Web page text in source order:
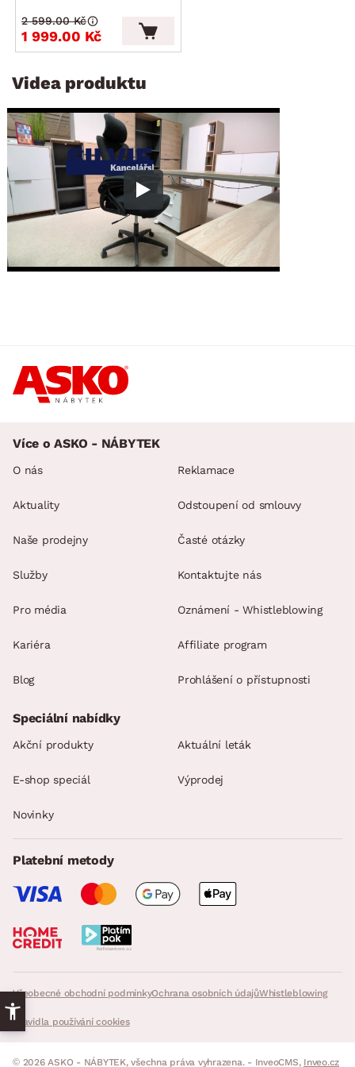
1 999.00 Kč
2 599.00 Kč
Videa produktu
Více o ASKO - NÁBYTEK
O nás
Aktuality
Naše prodejny
Služby
Pro média
Kariéra
Blog
Reklamace
Odstoupení od smlouvy
Časté otázky
Kontaktujte nás
Oznámení - Whistleblowing
Affiliate program
Prohlášení o přístupnosti
Všeobecné obchodní podmínkyOchrana osobních údajůWhistleblowing
Pravidla používání cookies
Speciální nabídky
Akční produkty Aktuální leták
E-shop speciál Výprodej
Novinky
Platební metody
© 2026 ASKO - NÁBYTEK, všechna práva vyhrazena. - InveoCMS, Inveo.cz